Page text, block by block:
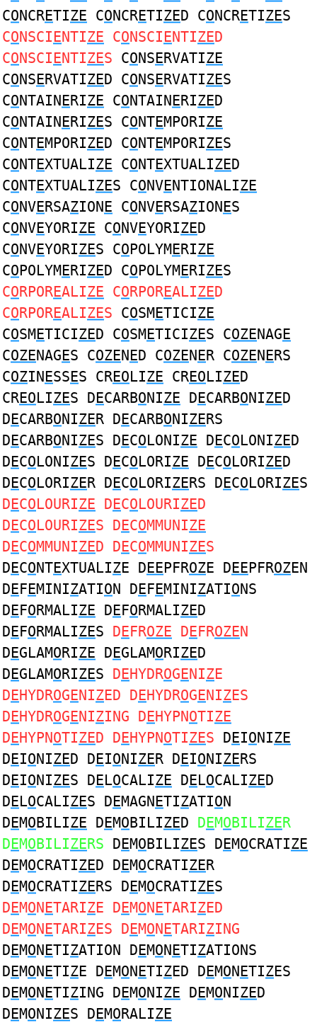
CONCRETIZE CONCRETIZED CONCRETIZES
CONSCIENTIZE CONSCIENTIZED
CONSCIENTIZES CONSERVATIZE
CONSERVATIZED CONSERVATIZES
CONTAINERIZE CONTAINERIZED
CONTAINERIZES CONTEMPORIZE
CONTEMPORIZED CONTEMPORIZES
CONTEXTUALIZE CONTEXTUALIZED
CONTEXTUALIZES CONVENTIONALIZE
CONVERSAZIONE CONVERSAZIONES
CONVEYORIZE CONVEYORIZED
CONVEYORIZES COPOLYMERIZE
COPOLYMERIZED COPOLYMERIZES
CORPOREALIZE CORPOREALIZED
CORPOREALIZES COSMETICIZE
COSMETICIZED COSMETICIZES COZENAGE
COZENAGES COZENED COZENER COZENERS
COZINESSES CREOLIZE CREOLIZED
CREOLIZES DECARBONIZE DECARBONIZED
DECARBONIZER DECARBONIZERS
DECARBONIZES DECOLONIZE DECOLONIZED
DECOLONIZES DECOLORIZE DECOLORIZED
DECOLORIZER DECOLORIZERS DECOLORIZES
DECOLOURIZE DECOLOURIZED
DECOLOURIZES DECOMMUNIZE
DECOMMUNIZED DECOMMUNIZES
DECONTEXTUALIZE DEEPFROZE DEEPFROZEN
DEFEMINIZATION DEFEMINIZATIONS
DEFORMALIZE DEFORMALIZED
DEFORMALIZES DEFROZE DEFROZEN
DEGLAMORIZE DEGLAMORIZED
DEGLAMORIZES DEHYDROGENIZE
DEHYDROGENIZED DEHYDROGENIZES
DEHYDROGENIZING DEHYPNOTIZE
DEHYPNOTIZED DEHYPNOTIZES DEIONIZE
DEIONIZED DEIONIZER DEIONIZERS
DEIONIZES DELOCALIZE DELOCALIZED
DELOCALIZES DEMAGNETIZATION
DEMOBILIZE DEMOBILIZED DEMOBILIZER
DEMOBILIZERS DEMOBILIZES DEMOCRATIZE
DEMOCRATIZED DEMOCRATIZER
DEMOCRATIZERS DEMOCRATIZES
DEMONETARIZE DEMONETARIZED
DEMONETARIZES DEMONETARIZING
DEMONETIZATION DEMONETIZATIONS
DEMONETIZE DEMONETIZED DEMONETIZES
DEMONETIZING DEMONIZE DEMONIZED
DEMONIZES DEMORALIZE